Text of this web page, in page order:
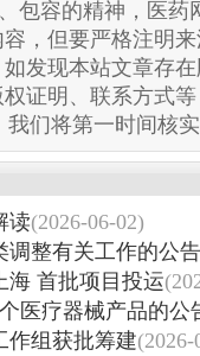
包容的精神，医药
，但要严格注明
发现本站文章存
证明、联系方式
我们将第一时间核
读(2026-06-02)
调整有关工作的公告
海 首批项目投运
医疗器械产品的公
作组获批筹建(2026-